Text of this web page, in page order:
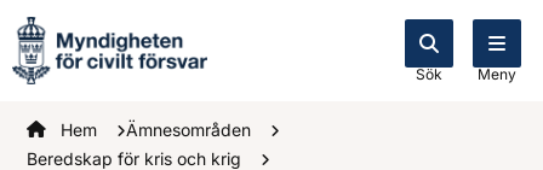
Sök Meny
Startsidan
Hem
Ämnesområden
Beredskap för kris och krig